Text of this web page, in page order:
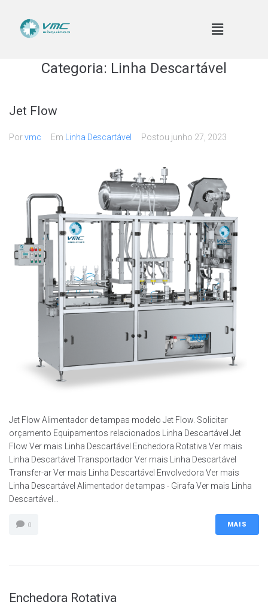
Categoria: Linha Descartável
Jet Flow
Porvmc Em Linha Descartável Postou junho 27, 2023
Jet Flow Alimentador de tampas modelo Jet Flow. Solicitar
orçamento Equipamentos relacionados Linha Descartável Jet
Flow Ver mais Linha Descartável Enchedora Rotativa Ver mais
Linha Descartável Transportador Ver mais Linha Descartável
Transfer-ar Ver mais Linha Descartável Envolvedora Ver mais
Linha Descartável Alimentador de tampas - Girafa Ver mais Linha
Descartável...
0 MAIS
Enchedora Rotativa